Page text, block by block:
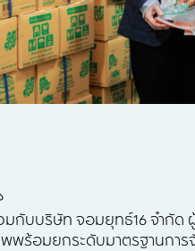
มกับบริษัท จอมยุทธ์16 จำกั
พพร้อมยกระดับมาตรฐานกา